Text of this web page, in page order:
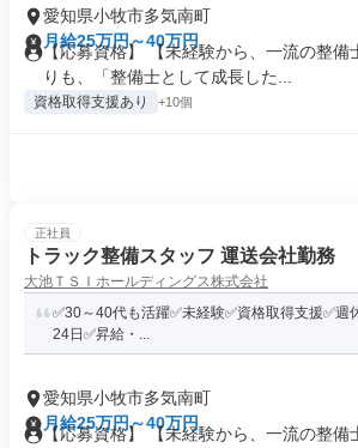
愛知県小牧市多気南町
月給25万円～40万円
【応募資格】 【未経験から、一流の整備
りも、「整備士として成長した...
資格取得支援あり +10個
正社員
トラック整備スタッフ 運送会社勤務
大池ＴＳＩホールディングス株式会社
✅️30～40代も活躍✅️未経験✅️資格取得支援✅️週
24日✅️昇給・...
愛知県小牧市多気南町
月給25万円～40万円
【応募資格】 【未経験から、一流の整備